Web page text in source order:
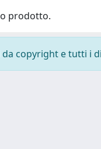
prodotto.
copyright e tutti i